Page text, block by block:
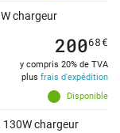
chargeur
Disponible
20068€
y compris 20% de TVA
plus frais d'expédition
130W chargeur